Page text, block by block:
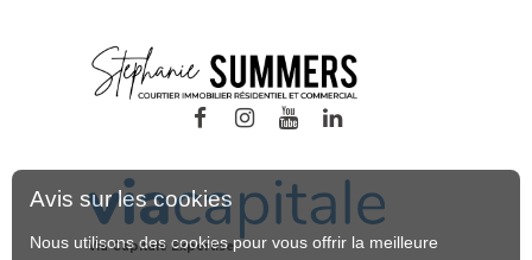
Via Capitale Expertise
Avis sur les cookies
Nous utilisons des cookies pour vous offrir la meilleure